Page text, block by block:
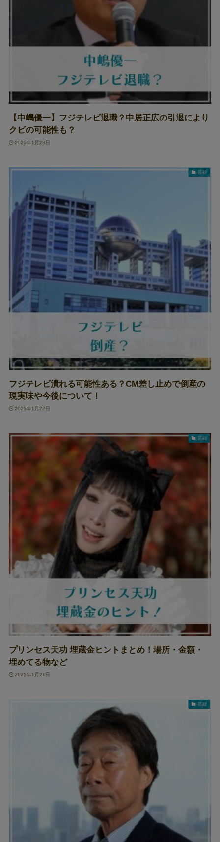
【中嶋優一】フジテレビ退職？中居正広の引退により
クビの可能性も？
2025年1月23日
芸能
フジテレビ潰れる可能性ある？CM差し止めで倒産の
現実味や今後について！
2025年1月22日
芸能
プリンセス天功 埋蔵金ヒントまとめ！場所・金額・
埋めてる物など
2025年1月21日
芸能